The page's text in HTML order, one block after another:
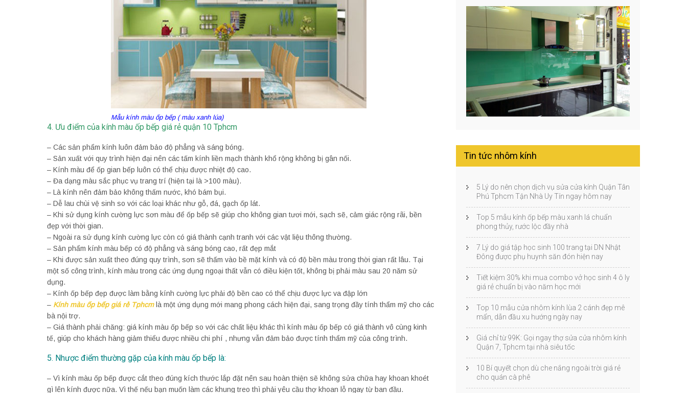
Mẫu kính màu ốp bếp ( màu xanh lúa)
4. Ưu điểm của kính màu ốp bếp giá rẻ quận 10 Tphcm
– Các sản phẩm kính luôn đảm bảo độ phẳng và sáng bóng.
– Sản xuất với quy trình hiện đại nên các tấm kính liền mạch thành khổ rộng không bị gân nối.
– Kính màu để ốp gian bếp luôn có thể chịu được nhiệt độ cao.
– Đa dạng màu sắc phục vụ trang trí (hiện tại là >100 màu).
– Là kính nên đảm bảo không thấm nước, khó bám bụi.
– Dễ lau chùi vệ sinh so với các loại khác như gỗ, đá, gạch ốp lát.
– Khi sử dụng kính cường lực sơn màu để ốp bếp sẽ giúp cho không gian tươi mới, sạch sẽ, cảm giác rộng rãi, bền
đẹp với thời gian.
– Ngoài ra sử dụng kính cường lực còn có giá thành cạnh tranh với các vật liệu thông thường.
– Sản phẩm kính màu bếp có độ phẳng và sáng bóng cao, rất đẹp mắt
– Khi được sản xuất theo đúng quy trình, sơn sẽ thấm vào bề mặt kính và có độ bền màu trong thời gian rất lâu. Tại
một số công trình, kính màu trong các ứng dụng ngoại thất vẫn có điều kiện tốt, không bị phải màu sau 20 năm sử
dụng.
– Kính ốp bếp đẹp được làm bằng kính cường lực phải độ bền cao có thể chịu được lực va đập lớn
– Kính màu ốp bếp giá rẻ Tphcmlà một ứng dụng mới mang phong cách hiện đại, sang trọng đầy tính thẩm mỹ cho các
bà nội trợ.
– Giá thành phải chăng: giá kính màu ốp bếp so với các chất liệu khác thì kính màu ốp bếp có giá thành vô cùng kinh
tế, giúp cho khách hàng giảm thiểu được nhiều chi phí , nhưng vẫn đảm bảo được tính thẩm mỹ của công trình.
5. Nhược điểm thường gặp của kính màu ốp bếp là:
– Vì kính màu ốp bếp được cắt theo đúng kích thước lắp đặt nên sau hoàn thiện sẽ không sửa chữa hay khoan khoét
gì lên kính được nữa. Vì thế nếu bạn muốn làm các khung treo thì phải yêu cầu thợ khoan lỗ ngay từ ban đầu.
Tin tức nhôm kính
5 Lý do nên chọn dịch vụ sửa cửa kính Quận Tân
Phú Tphcm Tận Nhà Uy Tín ngay hôm nay
Top 5 mẫu kính ốp bếp màu xanh lá chuẩn
phong thủy, rước lộc đầy nhà
7 Lý do giá tập học sinh 100 trang tại DN Nhật
Đông được phụ huynh săn đón hiện nay
Tiết kiệm 30% khi mua combo vở học sinh 4 ô ly
giá rẻ chuẩn bị vào năm học mới
Top 10 mẫu cửa nhôm kính lùa 2 cánh đẹp mê
mẩn, dẫn đầu xu hướng ngày nay
Giá chỉ từ 99K: Gọi ngay thợ sửa cửa nhôm kính
Quận 7, Tphcm tại nhà siêu tốc
10 Bí quyết chọn dù che nắng ngoài trời giá rẻ
cho quán cà phê